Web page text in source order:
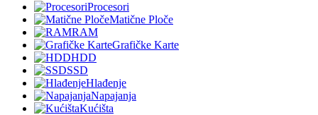
Procesori
Matične Ploče
RAM
Grafičke Karte
HDD
SSD
Hlađenje
Napajanja
Kućišta